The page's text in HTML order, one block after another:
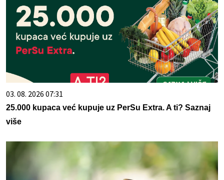
03. 08. 2026 07:31
25.000 kupaca već kupuje uz PerSu Extra. A ti? Saznaj
više